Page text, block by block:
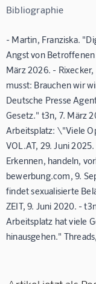
Bibliographie
- Martin, Franziska.
Angst von
März 2026. -
musst: Brauchen wir
Deutsche Presse
Gesetz." t3n, 7. März
Arbeitsplatz: \"Viele
VOL.AT, 29. Juni
Erkennen, handeln,
bewerbung.com, 9.
findet sexualisierte
ZEIT, 9. Juni 2020. -
Arbeitsplatz hat viele
hinausgehen."